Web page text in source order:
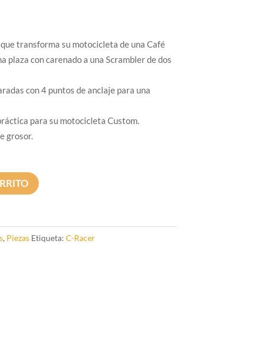
transforma su motocicleta de una Café
plaza con carenado a una Scrambler de dos
con 4 puntos de anclaje para una
para su motocicleta Custom.
grosor.
, Piezas Etiqueta: C-Racer